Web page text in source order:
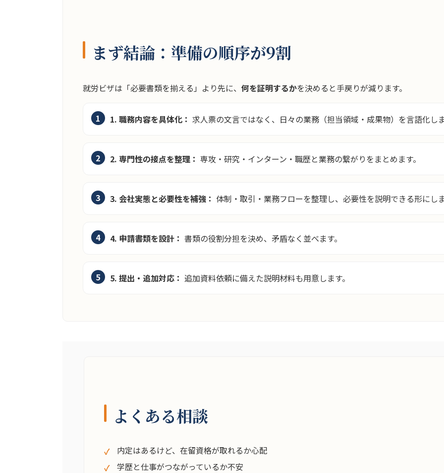
まず結論：準備の順序が9割
就労ビザは「必要書類を揃える」より先に、 何を証明するかを決めると手戻りが減ります。
1. 職務内容を具体化： 求人票の文言ではなく、日々の業務（担当領域・成果物）を言語化し
2. 専門性の接点を整理： 専攻・研究・インターン・職歴と業務の繋がりをまとめます。
3. 会社実態と必要性を補強： 体制・取引・業務フローを整理し、必要性を説明できる形にし
4. 申請書類を設計： 書類の役割分担を決め、矛盾なく並べます。
5. 提出・追加対応： 追加資料依頼に備えた説明材料も用意します。
よくある相談
内定はあるけど、在留資格が取れるか心配
学歴と仕事がつながっているか不安